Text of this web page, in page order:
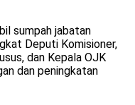
sumpah jabatan
Deputi Komisioner,
dan Kepala OJK
dan peningkatan